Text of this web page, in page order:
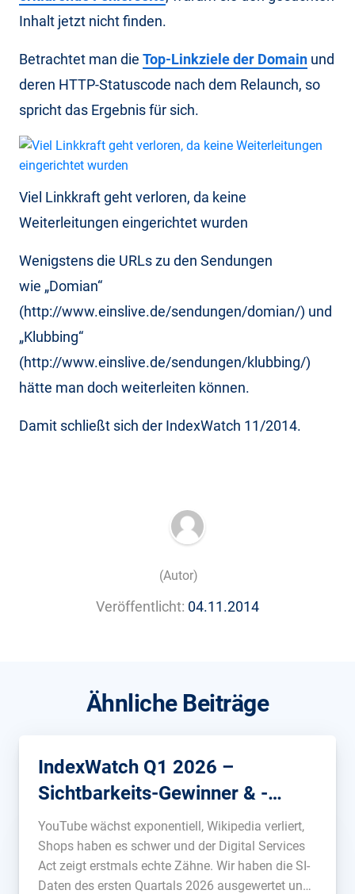
Inhalt jetzt nicht finden.
Betrachtet man die Top-Linkziele der Domain und
deren HTTP-Statuscode nach dem Relaunch, so
spricht das Ergebnis für sich.
Viel Linkkraft geht verloren, da keine
Weiterleitungen eingerichtet wurden
Wenigstens die URLs zu den Sendungen
wie „Domian“
(http://www.einslive.de/sendungen/domian/) und
„Klubbing“
(http://www.einslive.de/sendungen/klubbing/)
hätte man doch weiterleiten können.
Damit schließt sich der IndexWatch 11/2014.
(Autor)
Veröffentlicht: 04.11.2014
Ähnliche Beiträge
IndexWatch Q1 2026 –
Sichtbarkeits-Gewinner & -
Verlierer
YouTube wächst exponentiell, Wikipedia verliert,
Shops haben es schwer und der Digital Services
Act zeigt erstmals echte Zähne. Wir haben die SI-
Daten des ersten Quartals 2026 ausgewertet und